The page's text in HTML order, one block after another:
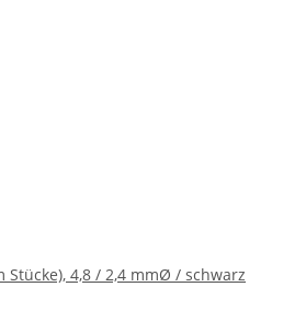
Stücke), 4,8 / 2,4 mmØ / schwarz